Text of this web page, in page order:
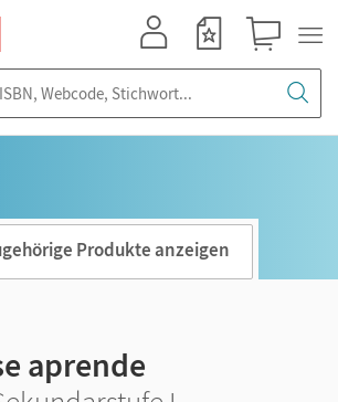
Produkte anzeigen
aprende